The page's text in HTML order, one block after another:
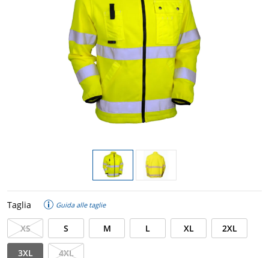
Taglia Guida alle taglie
XS S M L XL 2XL
3XL 4XL